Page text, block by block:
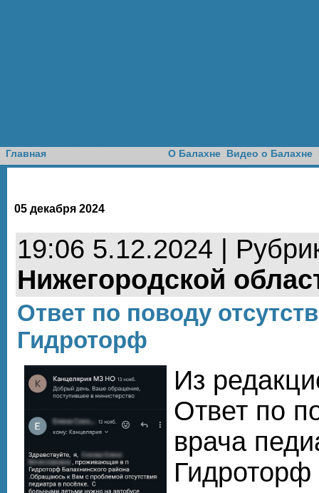
Главная О Балахне Видео о Балахне
05 декабря 2024
19:06 5.12.2024 |
Нижегородской
Ответ по поводу
Гидроторф
Из
Ответ по
врача
Гидроторф